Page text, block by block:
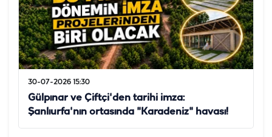
30-07-2026 15:30
Gülpınar ve Çiftçi'den tarihi imza:
Şanlıurfa'nın ortasında "Karadeniz" havası!